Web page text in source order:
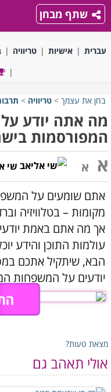
שתף מבחן
עברית אישיות טריוויה
בחן את עצמך > טריוויה >
מה אתה יודע
המפורסמות
א א שי
אתם שומעים על
מקומות – בטלוויזיה
אך מה אתם באמת
עולמות התוכן והידע
הבא, שיתקיל אתכם
יודעים על המשפחות
מצאת טעות?
אולי תאהב גם